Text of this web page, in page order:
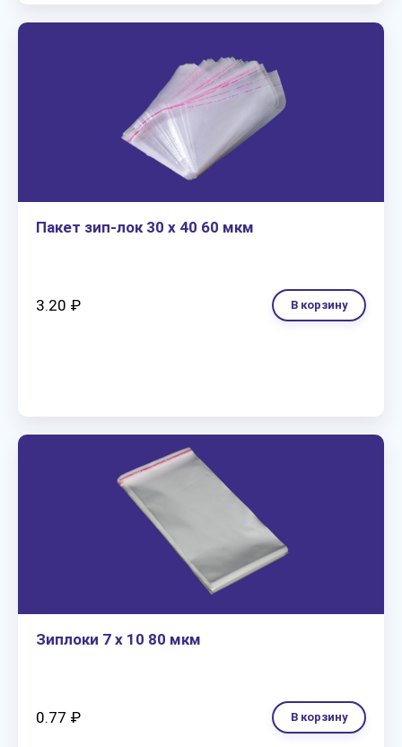
Пакет зип-лок 30 х 40 60 мкм
3.20 ₽ В корзину
Зиплоки 7 х 10 80 мкм
0.77 ₽ В корзину